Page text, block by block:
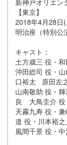
【東京】
2018年4月28日
明治座（特別公
キャスト：
土方歳三 役・
沖田総司 役・
口裕太 原田左
山南敬助 役・
良 大鳥圭介 役
天霧九寿 役・
道 役・川本裕之
風間千景 役・